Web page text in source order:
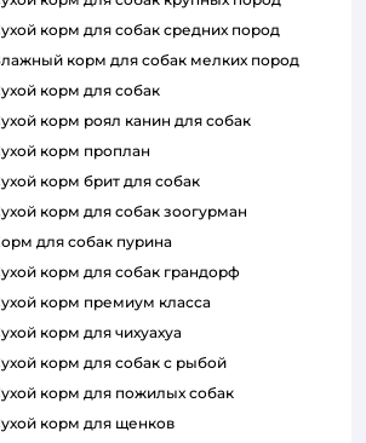
сухой корм для собак средних пород
влажный корм для собак мелких пород
сухой корм для собак
сухой корм роял канин для собак
сухой корм проплан
сухой корм брит для собак
сухой корм для собак зоогурман
корм для собак пурина
сухой корм для собак грандорф
сухой корм премиум класса
сухой корм для чихуахуа
сухой корм для собак с рыбой
сухой корм для пожилых собак
сухой корм для щенков